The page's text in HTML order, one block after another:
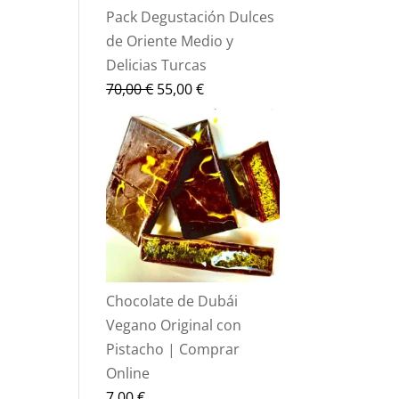
Pack Degustación Dulces
de Oriente Medio y
Delicias Turcas
70,00€ El
original
era:
70,00 €.
55,00€El
precio
actual
es:
55,00 €.
Chocolate de Dubái
Vegano Original con
Pistacho | Comprar
Online